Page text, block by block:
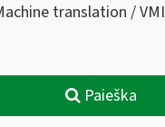
translation /
Paieška